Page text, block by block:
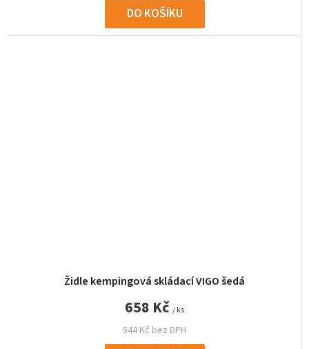
DO KOŠÍKU
Židle kempingová skládací VIGO šedá
544 Kč bez DPH
658 Kč / ks